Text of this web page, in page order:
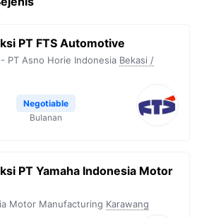
t
A
y
PT FTS Automotive
PT Asno Horie Indonesia Bekasi /
Negotiable
Bulanan
PT Yamaha Indonesia Motor
Motor Manufacturing Karawang